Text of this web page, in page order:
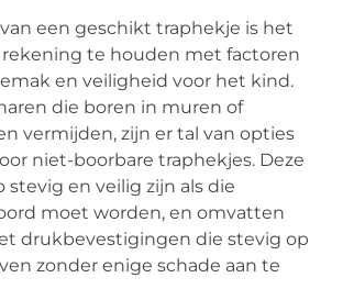
een geschikt traphekje is het
te houden met factoren
en veiligheid voor het kind.
die boren in muren of
vermijden, zijn er tal van opties
niet-boorbare traphekjes. Deze
stevig en veilig zijn als die
moet worden, en omvatten
drukbevestigingen die stevig op
zonder enige schade aan te